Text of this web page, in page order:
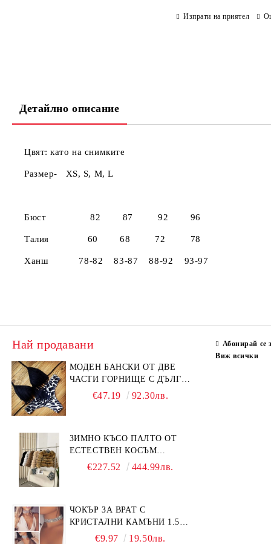
Изпрати на приятел
Детайлно описание
Цвят: като на снимките
Размер-
XS
Бюст 82 87 92 96
Талия 60 68 72 78
Ханш 78-82 83-87 88-92 93-97
Най продавани
МОДЕН БАНСКИ ОТ ДВЕ
ЧАСТИ ГОРНИЩЕ С ДЪЛГИ
РЕСНИ€47.19 92.30лв.
ЗИМНО КЪСО ПАЛТО ОТ
ЕСТЕСТВЕН КОСЪМ
ЛИСИЦА
€227.52 444.99лв.
ЧОКЪР ЗА ВРАТ С
КРИСТАЛНИ КАМЪНИ 1.5
€9.97 19.50лв.
Абонирай се
Виж всички